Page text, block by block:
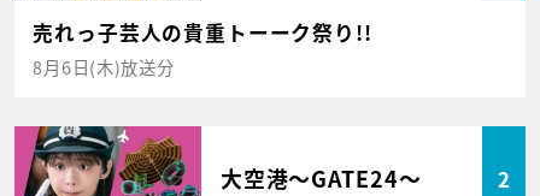
売れっ子芸人の貴重トーーク祭り!!
8月6日(木)放送分
大空港～GATE24～ 2